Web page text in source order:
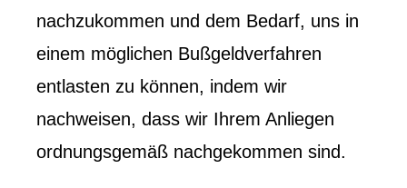
nachzukommen und dem Bedarf, uns in
einem möglichen Bußgeldverfahren
entlasten zu können, indem wir
nachweisen, dass wir Ihrem Anliegen
ordnungsgemäß nachgekommen sind.